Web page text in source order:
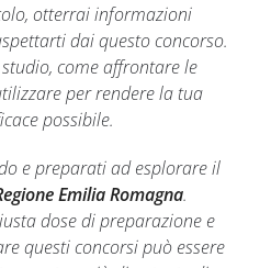
otterrai informazioni
dai questo concorso.
come affrontare le
per rendere la tua
possibile.
e preparati ad esplorare il
Emilia Romagna.
dose di preparazione e
questi concorsi può essere